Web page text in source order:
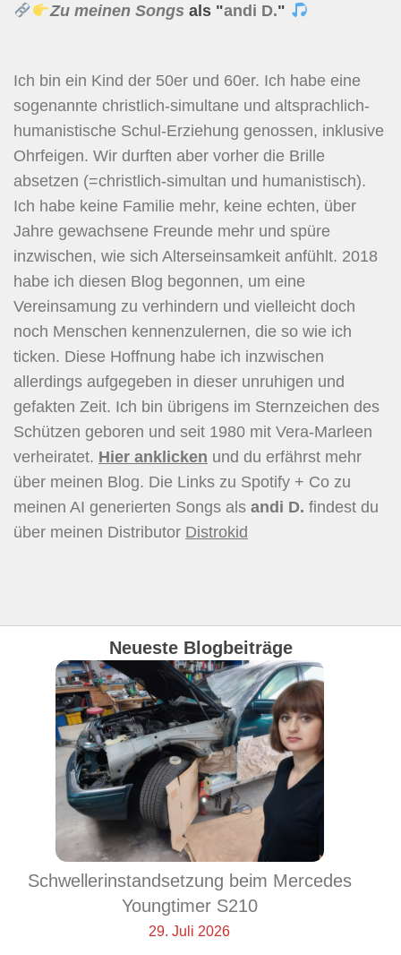
Zu meinen Songs als "andi D."
Ich bin ein Kind der 50er und 60er. Ich habe eine
sogenannte christlich-simultane und altsprachlich-
humanistische Schul-Erziehung genossen, inklusive
Ohrfeigen. Wir durften aber vorher die Brille
absetzen (=christlich-simultan und humanistisch).
Ich habe keine Familie mehr, keine echten, über
Jahre gewachsene Freunde mehr und spüre
inzwischen, wie sich Alterseinsamkeit anfühlt. 2018
habe ich diesen Blog begonnen, um eine
Vereinsamung zu verhindern und vielleicht doch
noch Menschen kennenzulernen, die so wie ich
ticken. Diese Hoffnung habe ich inzwischen
allerdings aufgegeben in dieser unruhigen und
gefakten Zeit. Ich bin übrigens im Sternzeichen des
Schützen geboren und seit 1980 mit Vera-Marleen
verheiratet. Hier anklicken und du erfährst mehr
über meinen Blog. Die Links zu Spotify + Co zu
meinen AI generierten Songs als andi D. findest du
über meinen Distributor Distrokid
Neueste Blogbeiträge
Schwellerinstandsetzung beim Mercedes
Youngtimer S210
29. Juli 2026